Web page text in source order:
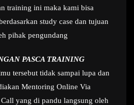
training ini maka kami bisa
study case dan tujuan
pihak pengundang
PASCA TRAINING
tersebut tidak sampai lupa dan
Mentoring Online Via
yang di pandu langsung oleh